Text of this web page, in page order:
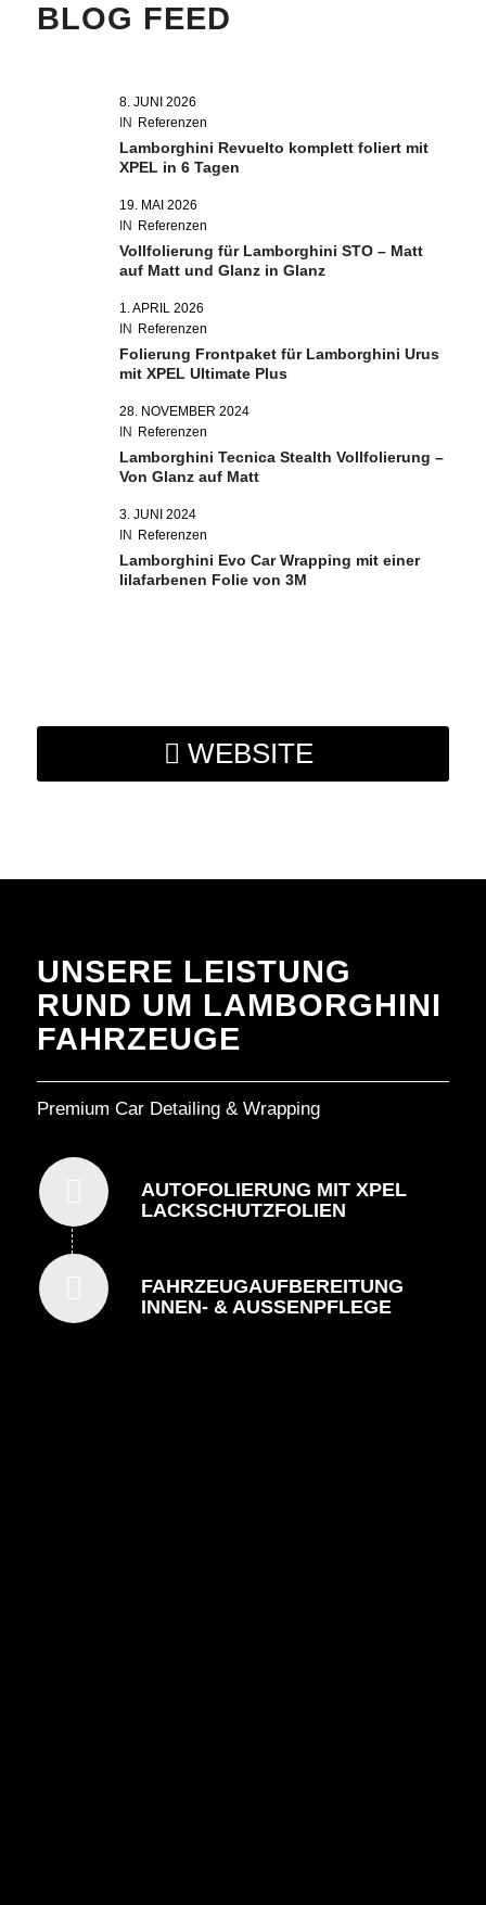
BLOG FEED
8. JUNI 2026
IN
Referenzen
Lamborghini Revuelto komplett foliert mit
XPEL in 6 Tagen
19. MAI 2026
IN
Referenzen
Vollfolierung für Lamborghini STO – Matt
auf Matt und Glanz in Glanz
1. APRIL 2026
IN
Referenzen
Folierung Frontpaket für Lamborghini Urus
mit XPEL Ultimate Plus
28. NOVEMBER 2024
IN
Referenzen
Lamborghini Tecnica Stealth Vollfolierung –
Von Glanz auf Matt
3. JUNI 2024
IN
Referenzen
Lamborghini Evo Car Wrapping mit einer
lilafarbenen Folie von 3M
WEBSITE
UNSERE LEISTUNG
RUND UM LAMBORGHINI
FAHRZEUGE
Premium Car Detailing & Wrapping
AUTOFOLIERUNG MIT XPEL
LACKSCHUTZFOLIEN
FAHRZEUGAUFBEREITUNG
INNEN- & AUSSENPFLEGE